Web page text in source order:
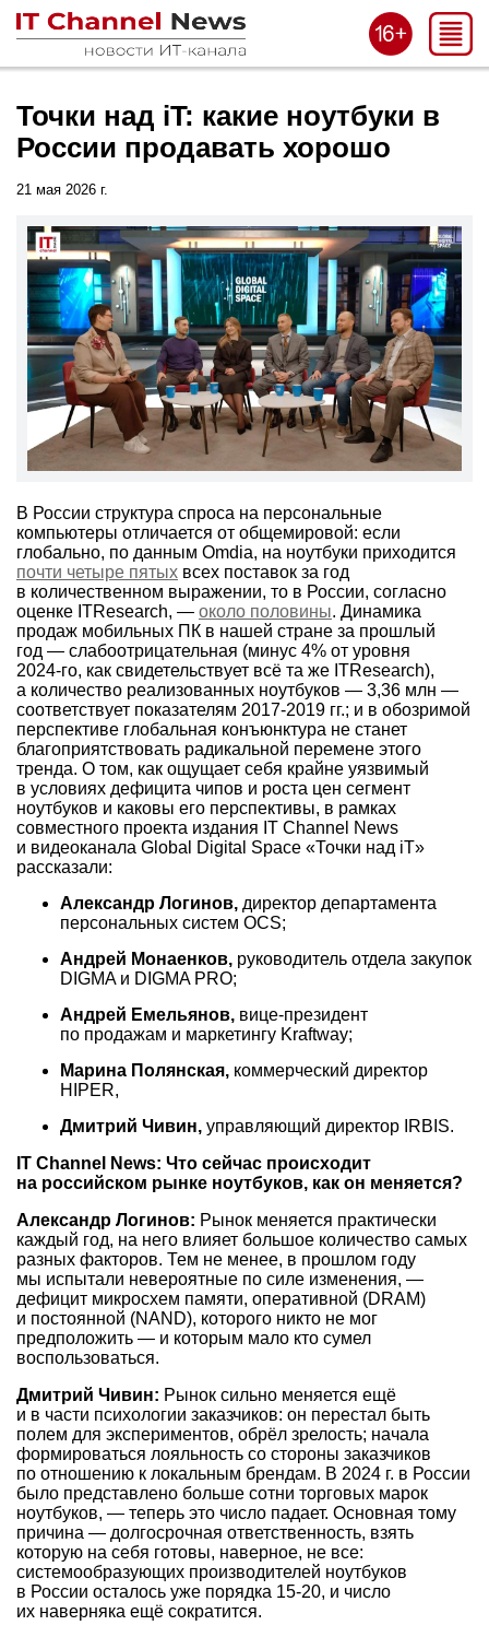
Точки над iT: какие ноутбуки в
России продавать хорошо
21 мая 2026 г.
В России структура спроса на персональные
компьютеры отличается от общемировой: если
глобально, по данным Omdia, на ноутбуки приходится
почти четыре пятых всех поставок за год
в количественном выражении, то в России, согласно
оценке ITResearch, — около половины. Динамика
продаж мобильных ПК в нашей стране за прошлый
год — слабоотрицательная (минус 4% от уровня
2024-го, как свидетельствует всё та же ITResearch),
а количество реализованных ноутбуков — 3,36 млн —
соответствует показателям 2017-2019 гг.; и в обозримой
перспективе глобальная конъюнктура не станет
благоприятствовать радикальной перемене этого
тренда. О том, как ощущает себя крайне уязвимый
в условиях дефицита чипов и роста цен сегмент
ноутбуков и каковы его перспективы, в рамках
совместного проекта издания IT Channel News
и видеоканала Global Digital Space «Точки над iT»
рассказали:
Александр Логинов, директор департамента
персональных систем OCS;
Андрей Монаенков, руководитель отдела закупок
DIGMA и DIGMA PRO;
Андрей Емельянов, вице-президент
по продажам и маркетингу Kraftway;
Марина Полянская, коммерческий директор
HIPER,
Дмитрий Чивин, управляющий директор IRBIS.
IT Channel News: Что сейчас происходит
на российском рынке ноутбуков, как он меняется?
Александр Логинов: Рынок меняется практически
каждый год, на него влияет большое количество самых
разных факторов. Тем не менее, в прошлом году
мы испытали невероятные по силе изменения, —
дефицит микросхем памяти, оперативной (DRAM)
и постоянной (NAND), которого никто не мог
предположить — и которым мало кто сумел
воспользоваться.
Дмитрий Чивин: Рынок сильно меняется ещё
и в части психологии заказчиков: он перестал быть
полем для экспериментов, обрёл зрелость; начала
формироваться лояльность со стороны заказчиков
по отношению к локальным брендам. В 2024 г. в России
было представлено больше сотни торговых марок
ноутбуков, — теперь это число падает. Основная тому
причина — долгосрочная ответственность, взять
которую на себя готовы, наверное, не все:
системообразующих производителей ноутбуков
в России осталось уже порядка 15-20, и число
их наверняка ещё сократится.